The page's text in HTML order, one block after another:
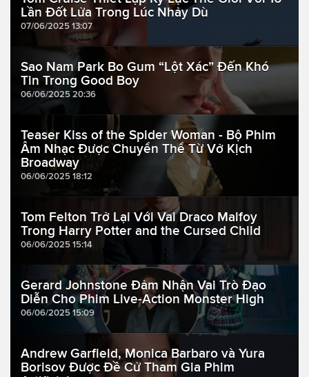
Lần Đốt Lửa Trong Lúc Nhảy Dù
07/06/2025 13:07
Sao Nam Park Bo Gum “Lột Xác” Đến Khó
Tin Trong Good Boy
06/06/2025 20:36
Teaser Kiss of the Spider Woman - Bộ Phim
Âm Nhạc Được Chuyển Thể Từ Vở Kịch
Broadway
06/06/2025 18:12
Tom Felton Trở Lại Với Vai Draco Malfoy
Trong Harry Potter and the Cursed Child
06/06/2025 15:14
Gerard Johnstone Đảm Nhận Vai Trò Đạo
Diễn Cho Phim Live-Action Monster High
06/06/2025 15:09
Andrew Garfield, Monica Barbaro và Yura
Borisov Được Đề Cử Tham Gia Phim